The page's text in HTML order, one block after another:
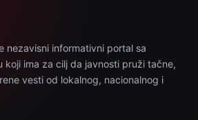
nezavisni informativni portal sa
koji ima za cilj da javnosti pruži tačne,
vesti od lokalnog, nacionalnog i